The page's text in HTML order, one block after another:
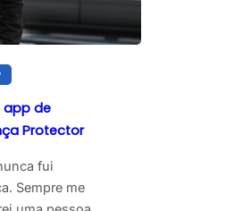
app de
Protector
fui
Sempre me